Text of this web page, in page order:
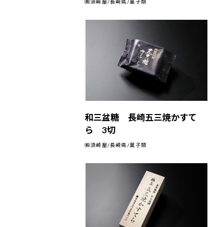
㈱須崎屋/長崎県/菓子類
和三盆糖 長崎五三焼かすて
ら 3切
㈱須崎屋/長崎県/菓子類